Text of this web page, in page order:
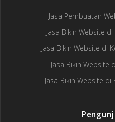
Jasa Pembuatan
Jasa Bikin Website
Jasa Bikin Website di
Jasa Bikin Website
Jasa Bikin Website